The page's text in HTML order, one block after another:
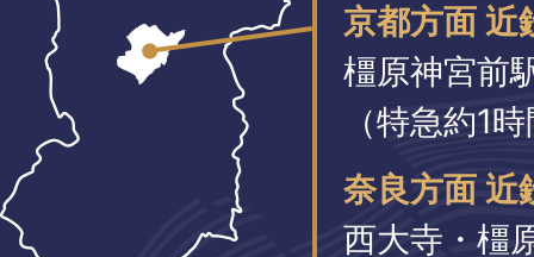
京都方面 近
橿原神宮前
（特急約1
奈良方面 近
西大寺・橿